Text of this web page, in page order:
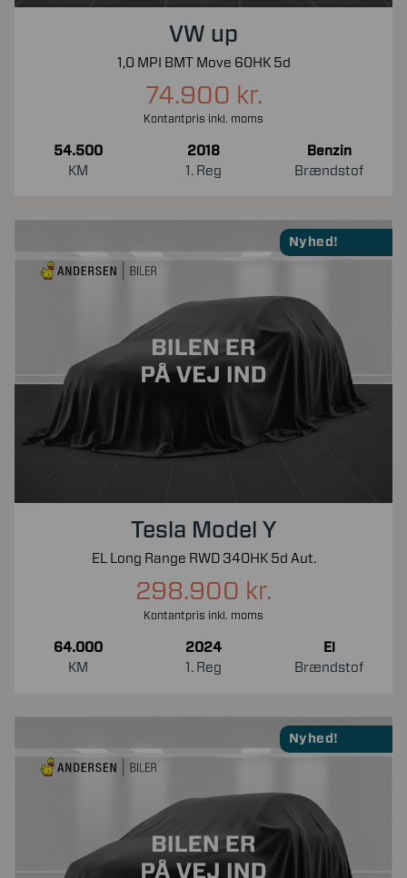
VW up
1,0 MPI BMT Move 60HK 5d
74.900 kr.
Kontantpris inkl. moms
54.500
KM
2018
1. Reg
Benzin
Brændstof
Nyhed!
Tesla Model Y
EL Long Range RWD 340HK 5d Aut.
298.900 kr.
Kontantpris inkl. moms
64.000
KM
2024
1. Reg
El
Brændstof
Nyhed!